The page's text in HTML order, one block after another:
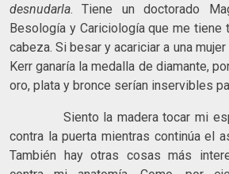
desnudarla. Tiene un doctorado
Besología y Cariciología que me tiene
cabeza. Si besar y acariciar a una
Kerr ganaría la medalla de diamante,
oro, plata y bronce serían inservibles
Siento la madera tocar mi
contra la puerta mientras continúa el
También hay otras cosas más